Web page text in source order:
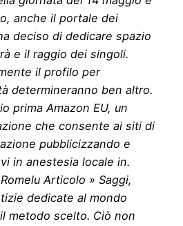
anche il portale dei
deciso di dedicare spazio
e il raggio dei singoli.
il profilo per
determineranno ben altro.
prima Amazon EU, un
che consente ai siti di
pubblicizzando e
in anestesia locale in.
Articolo » Saggi,
dedicate al mondo
metodo scelto. Ciò non